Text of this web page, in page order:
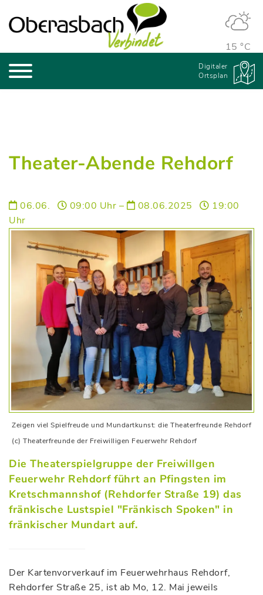
15 °C
Digitaler
Ortsplan
Theater-Abende Rehdorf
06.06. 09:00 Uhr – 08.06.2025
19:00
Uhr
Zeigen viel Spielfreude und Mundartkunst: die Theaterfreunde Rehdorf
(c) Theaterfreunde der Freiwilligen Feuerwehr Rehdorf
Die Theaterspielgruppe der Freiwillgen
Feuerwehr Rehdorf führt an Pfingsten im
Kretschmannshof (Rehdorfer Straße 19) das
fränkische Lustspiel "Fränkisch Spoken" in
fränkischer Mundart auf.
Der Kartenvorverkauf im Feuerwehrhaus Rehdorf,
Rehdorfer Straße 25, ist ab Mo, 12. Mai jeweils